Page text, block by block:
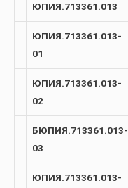
ЮПИЯ.713361.013
ЮПИЯ.713361.013-
01
ЮПИЯ.713361.013-
02
БЮПИЯ.713361.013-
03
ЮПИЯ.713361.013-